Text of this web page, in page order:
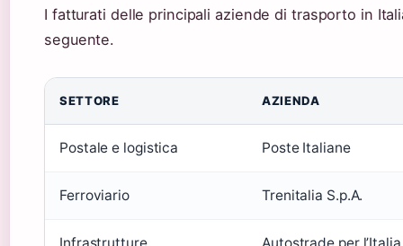
I fatturati delle principali aziende di trasporto in
seguente.
SETTORE AZIENDA
Postale e logistica Poste Italiane
Ferroviario Trenitalia S.p.A.